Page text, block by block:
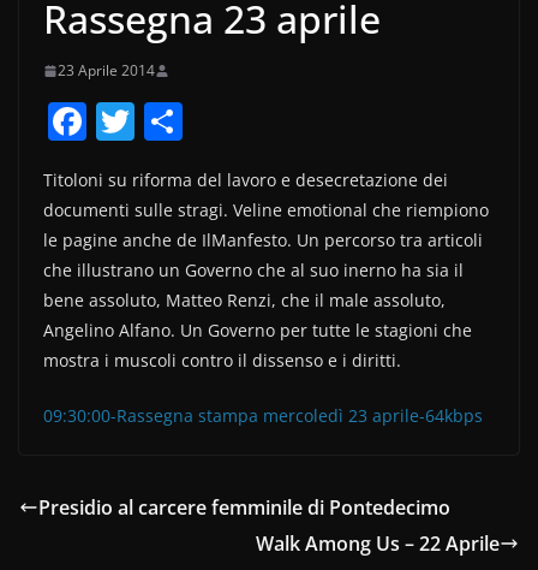
Rassegna 23 aprile
23 Aprile 2014
F
a
c
e
b
o
o
T
w
itt
er
o
n
di
vi
di
Titoloni su riforma del lavoro e desecretazione dei
documenti sulle stragi. Veline emotional che riempiono
le pagine anche de IlManfesto. Un percorso tra articoli
che illustrano un Governo che al suo inerno ha sia il
bene assoluto, Matteo Renzi, che il male assoluto,
Angelino Alfano. Un Governo per tutte le stagioni che
mostra i muscoli contro il dissenso e i diritti.
09:30:00-Rassegna stampa mercoledì 23 aprile-64kbps
Presidio al carcere femminile di Pontedecimo
Walk Among Us – 22 Aprile